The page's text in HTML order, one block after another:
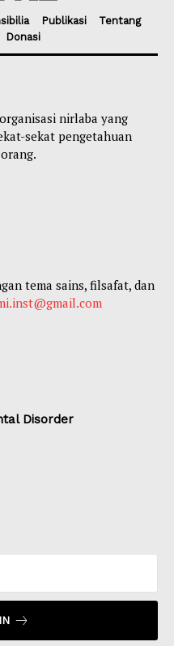
Publikasi
Tentang
Donasi
nirlaba yang
sekat pengetahuan
tema sains, filsafat, dan
Disorder